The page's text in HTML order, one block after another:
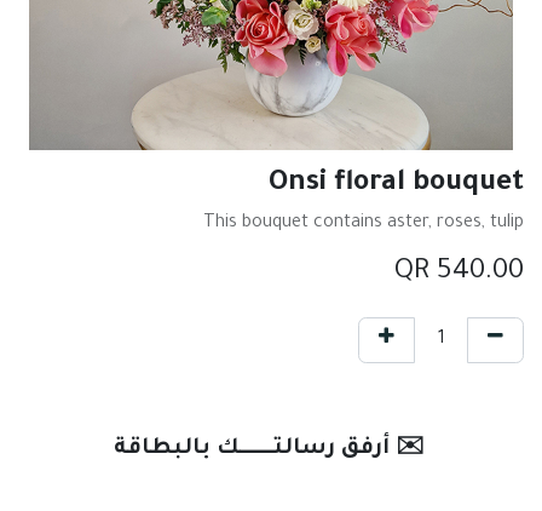
Onsi floral bouquet
This bouquet contains aster, roses, tulip
540.00
✉️ أرفق رسالتـــــــك بالبطاقة